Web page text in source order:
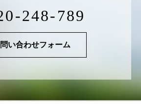
248-789
い合わせフォーム